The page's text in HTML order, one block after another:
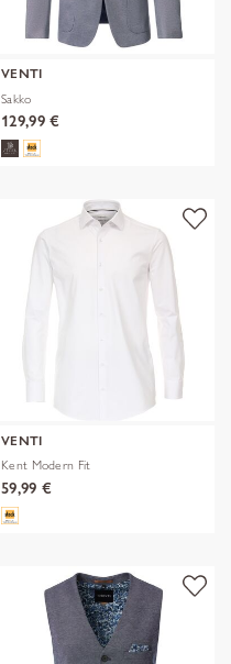
VENTI
Sakko
129,99 €
VENTI
Kent Modern Fit
59,99 €